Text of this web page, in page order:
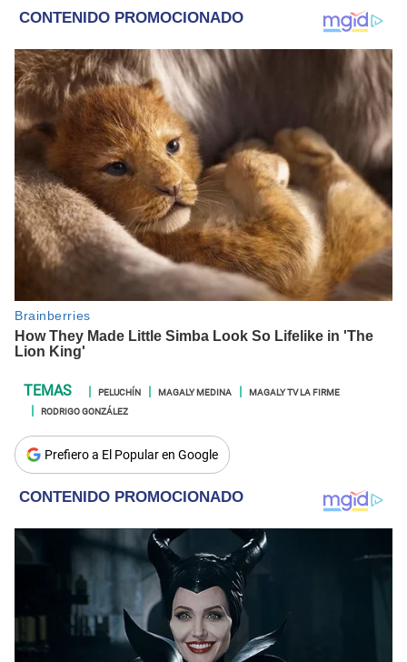
PELUCHÍN MAGALY MEDINA
MAGALY TV LA FIRME
RODRIGO GONZÁLEZ
Prefiero a El Popular en Google